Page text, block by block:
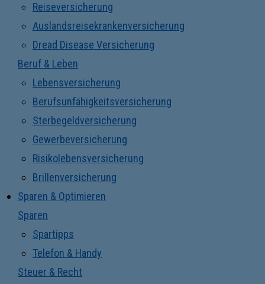
Reiseversicherung
Auslandsreisekrankenversicherung
Dread Disease Versicherung
Beruf & Leben
Lebensversicherung
Berufsunfähigkeitsversicherung
Sterbegeldversicherung
Gewerbeversicherung
Risikolebensversicherung
Brillenversicherung
Sparen & Optimieren
Sparen
Spartipps
Telefon & Handy
Steuer & Recht